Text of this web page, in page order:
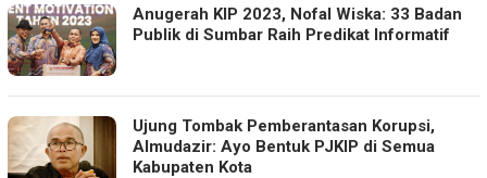
Anugerah KIP 2023, Nofal Wiska: 33 Badan
Publik di Sumbar Raih Predikat Informatif
Ujung Tombak Pemberantasan Korupsi,
Almudazir: Ayo Bentuk PJKIP di Semua
Kabupaten Kota